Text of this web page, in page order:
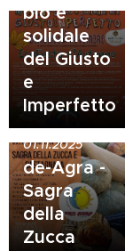
bio e
solidale
del Giusto
e
Imperfetto
01.11.2025
de-Agra -
Sagra
della
Zucca
17.10.2025
de-LA